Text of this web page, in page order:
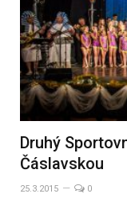
Druhý
Čáslavskou
25.3.2015 0